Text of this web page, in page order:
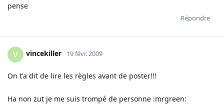
pense
Répondre
V vincekiller 19 févr. 2009
On t'a dit de lire les règles avant de poster!!!
Ha non zut je me suis trompé de personne :mrgreen: